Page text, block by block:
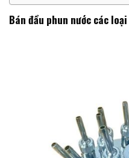
Bán đầu phun nước các loại